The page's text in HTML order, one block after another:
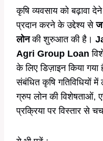
कृषि व्यवसाय को बढ़ावा
प्रदान करने के उद्देश्य से
लोनकी शुरुआत की है।
Agri Group Loan
के लिए डिज़ाइन किया
संबंधित कृषि गतिविधियों
ग्रुप लोन की विशेषताओं,
प्रक्रिया पर विस्तार से